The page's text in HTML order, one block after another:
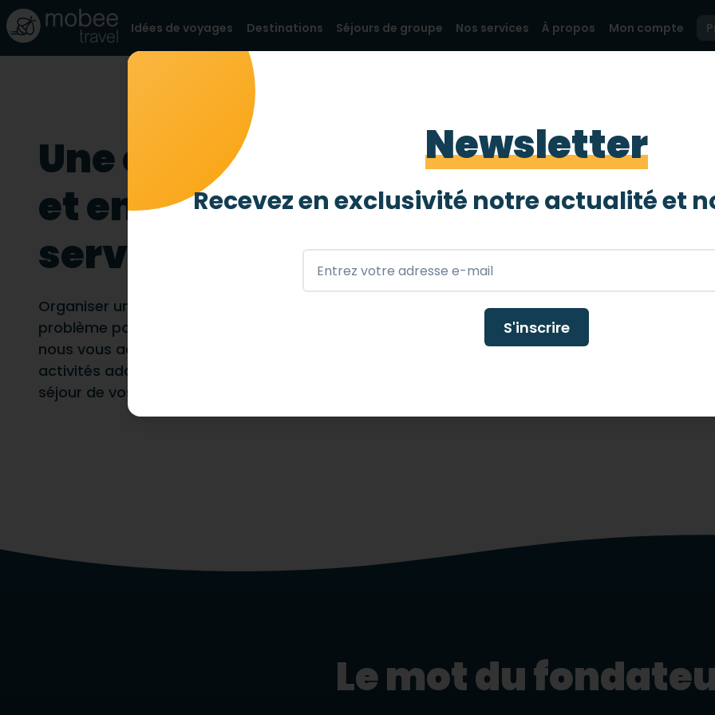
Idées de voyages Destinations Séjours de groupe Nos services À propos Mon compte
Une équipe responsable
et engagée, à votre
service
Organiser un séjour est souvent synonyme d'angoisse et de
problème pour une personne à mobilité réduite. Chez mobee travel,
nous vous accompagnons de A à Z, du transport jusqu'aux
activités adaptées sur-place, pour que vous puissiez passer le
séjour de vos rêves !
Le mot du
Newsletter
Recevez en exclusivité notre actualité et
S'inscrire